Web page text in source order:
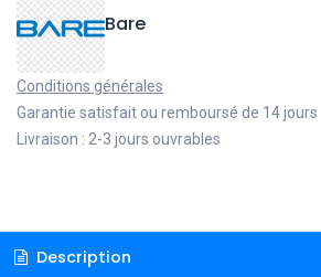
Bare
Conditions générales
Garantie satisfait ou remboursé de 14 jours
Livraison : 2-3 jours ouvrables
Description